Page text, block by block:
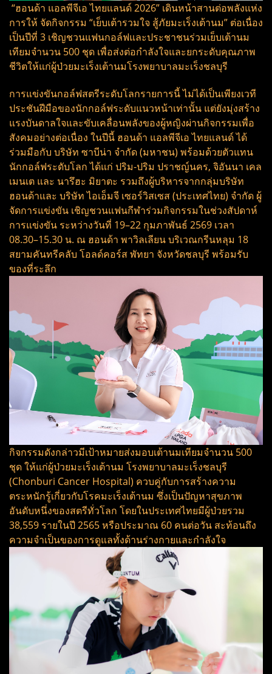
“ฮอนด้า แอลพีจีเอ ไทยแลนด์ 2026” เดินหน้าสานต่อพลังแห่ง
การให้ จัดกิจกรรม “เย็บเต้ารวมใจ สู้ภัยมะเร็งเต้านม” ต่อเนื่อง
เป็นปีที่ 3 เชิญชวนแฟนกอล์ฟและประชาชนร่วมเย็บเต้านม
เทียมจำนวน 500 ชุด เพื่อส่งต่อกำลังใจและยกระดับคุณภาพ
ชีวิตให้แก่ผู้ป่วยมะเร็งเต้านมโรงพยาบาลมะเร็งชลบุรี
การแข่งขันกอล์ฟสตรีระดับโลกรายการนี้ ไม่ได้เป็นเพียงเวที
ประชันฝีมือของนักกอล์ฟระดับแนวหน้าเท่านั้น แต่ยังมุ่งสร้าง
แรงบันดาลใจและขับเคลื่อนพลังของผู้หญิงผ่านกิจกรรมเพื่อ
สังคมอย่างต่อเนื่อง ในปีนี้ ฮอนด้า แอลพีจีเอ ไทยแลนด์ ได้
ร่วมมือกับ บริษัท ซาบีน่า จำกัด (มหาชน) พร้อมด้วยตัวแทน
นักกอล์ฟระดับโลก ได้แก่ ปริม-ปริม ปราชญ์นคร, จิอันนา เคล
เมนเต และ นารึฮะ มิยาตะ รวมถึงผู้บริหารจากกลุ่มบริษัท
ฮอนด้าและ บริษัท ไอเอ็มจี เซอร์วิสเซส (ประเทศไทย) จำกัด ผู้
จัดการแข่งขัน เชิญชวนแฟนกีฬาร่วมกิจกรรมในช่วงสัปดาห์
การแข่งขัน ระหว่างวันที่ 19–22 กุมภาพันธ์ 2569 เวลา
08.30–15.30 น. ณ ฮอนด้า พาวิลเลียน บริเวณกรีนหลุม 18
สยามคันทรีคลับ โอลด์คอร์ส พัทยา จังหวัดชลบุรี พร้อมรับ
ของที่ระลึก
กิจกรรมดังกล่าวมีเป้าหมายส่งมอบเต้านมเทียมจำนวน 500
ชุด ให้แก่ผู้ป่วยมะเร็งเต้านม โรงพยาบาลมะเร็งชลบุรี
(Chonburi Cancer Hospital) ควบคู่กับการสร้างความ
ตระหนักรู้เกี่ยวกับโรคมะเร็งเต้านม ซึ่งเป็นปัญหาสุขภาพ
อันดับหนึ่งของสตรีทั่วโลก โดยในประเทศไทยมีผู้ป่วยรวม
38,559 รายในปี 2565 หรือประมาณ 60 คนต่อวัน สะท้อนถึง
ความจำเป็นของการดูแลทั้งด้านร่างกายและกำลังใจ